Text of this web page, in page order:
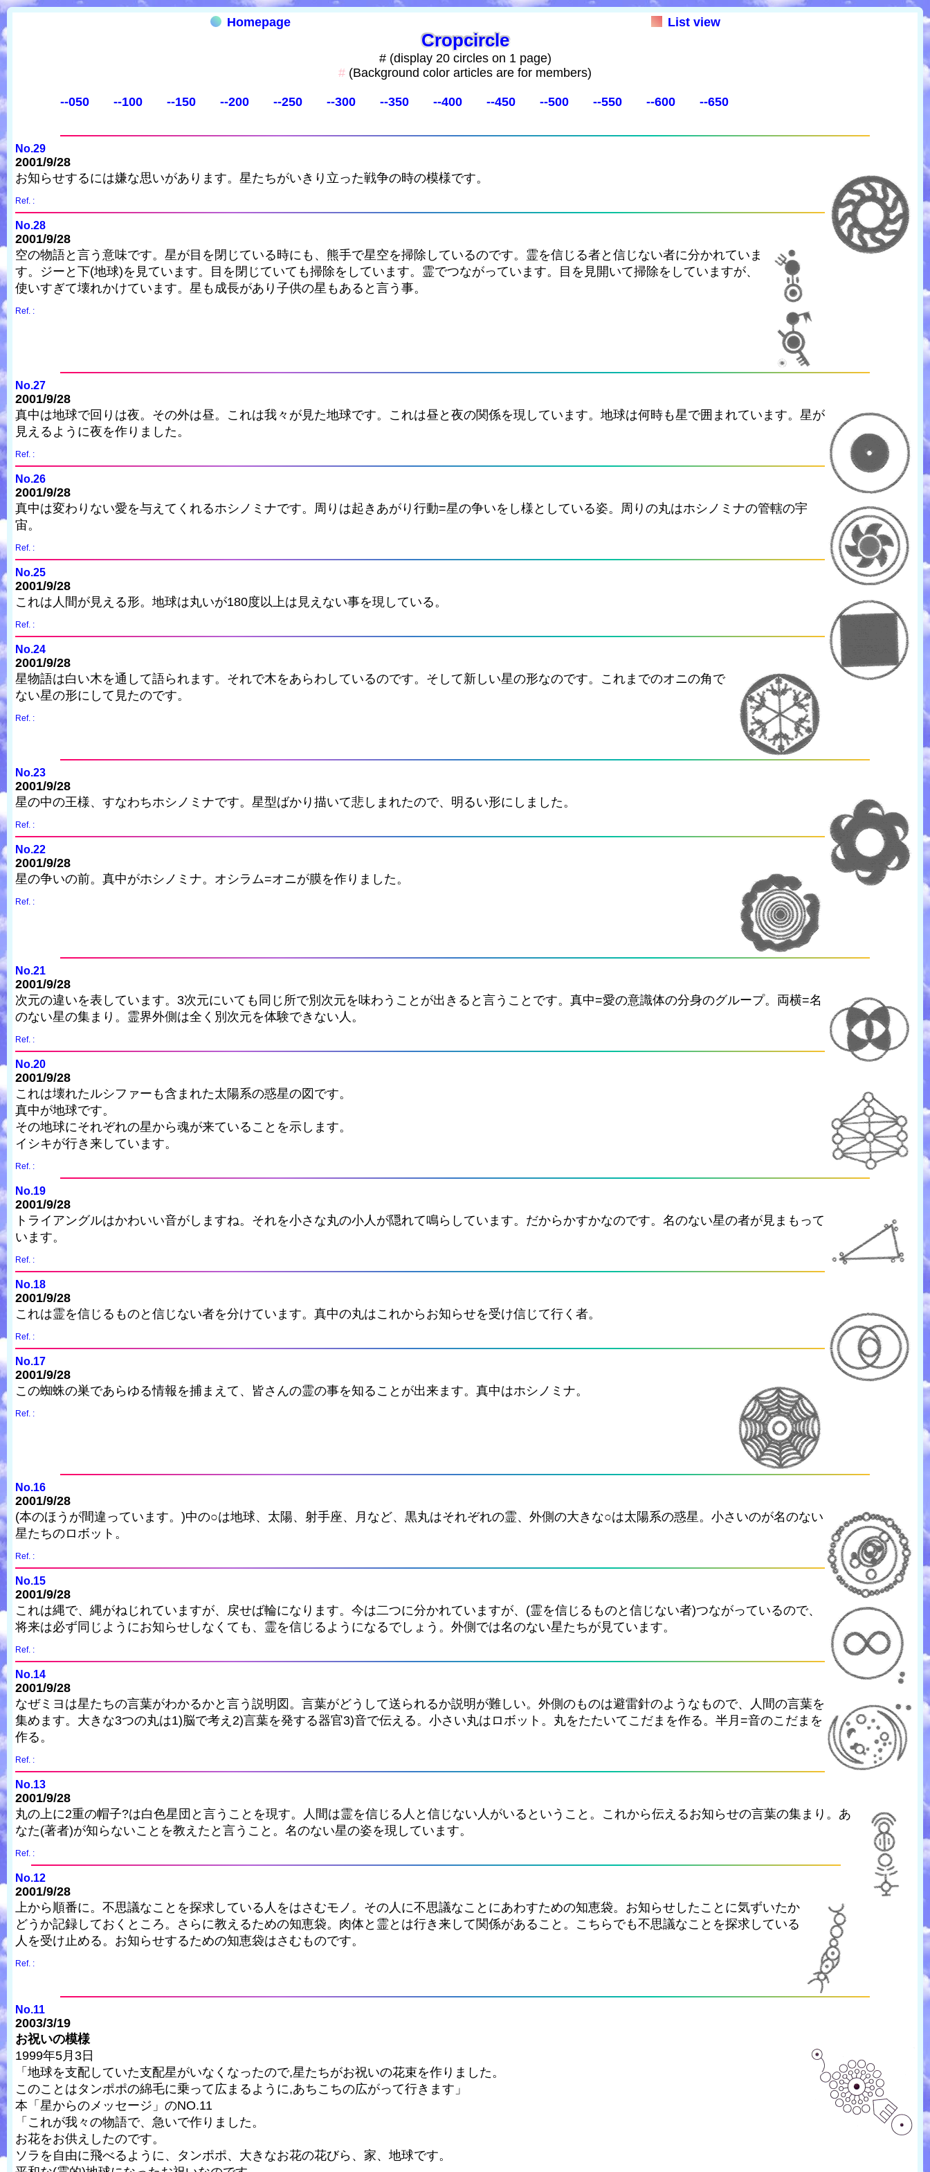
Homepage List view
Cropcircle
# (display 20 circles on 1 page)
# (Background color articles are for members)
--050 --100 --150 --200 --250 --300 --350 --400 --450 --500 --550 --600 --650
No.29
2001/9/28
お知らせするには嫌な思いがあります。星たちがいきり立った戦争の時の模様です。
Ref. :
No.28
2001/9/28
空の物語と言う意味です。星が目を閉じている時にも、熊手で星空を掃除しているのです。霊を信じる者と信じない者に分かれていま
す。ジーと下(地球)を見ています。目を閉じていても掃除をしています。霊でつながっています。目を見開いて掃除をしていますが、
使いすぎて壊れかけています。星も成長があり子供の星もあると言う事。
Ref. :
No.27
2001/9/28
真中は地球で回りは夜。その外は昼。これは我々が見た地球です。これは昼と夜の関係を現しています。地球は何時も星で囲まれています。星が
見えるように夜を作りました。
Ref. :
No.26
2001/9/28
真中は変わりない愛を与えてくれるホシノミナです。周りは起きあがり行動=星の争いをし様としている姿。周りの丸はホシノミナの管轄の宇
宙。
Ref. :
No.25
2001/9/28
これは人間が見える形。地球は丸いが180度以上は見えない事を現している。
Ref. :
No.24
2001/9/28
星物語は白い木を通して語られます。それで木をあらわしているのです。そして新しい星の形なのです。これまでのオニの角で
ない星の形にして見たのです。
Ref. :
No.23
2001/9/28
星の中の王様、すなわちホシノミナです。星型ばかり描いて悲しまれたので、明るい形にしました。
Ref. :
No.22
2001/9/28
星の争いの前。真中がホシノミナ。オシラム=オニが膜を作りました。
Ref. :
No.21
2001/9/28
次元の違いを表しています。3次元にいても同じ所で別次元を味わうことが出きると言うことです。真中=愛の意識体の分身のグループ。両横=名
のない星の集まり。霊界外側は全く別次元を体験できない人。
Ref. :
No.20
2001/9/28
これは壊れたルシファーも含まれた太陽系の惑星の図です。
真中が地球です。
その地球にそれぞれの星から魂が来ていることを示します。
イシキが行き来しています。
Ref. :
No.19
2001/9/28
トライアングルはかわいい音がしますね。それを小さな丸の小人が隠れて鳴らしています。だからかすかなのです。名のない星の者が見まもって
います。
Ref. :
No.18
2001/9/28
これは霊を信じるものと信じない者を分けています。真中の丸はこれからお知らせを受け信じて行く者。
Ref. :
No.17
2001/9/28
この蜘蛛の巣であらゆる情報を捕まえて、皆さんの霊の事を知ることが出来ます。真中はホシノミナ。
Ref. :
No.16
2001/9/28
(本のほうが間違っています。)中の○は地球、太陽、射手座、月など、黒丸はそれぞれの霊、外側の大きな○は太陽系の惑星。小さいのが名のない
星たちのロボット。
Ref. :
No.15
2001/9/28
これは縄で、縄がねじれていますが、戻せば輪になります。今は二つに分かれていますが、(霊を信じるものと信じない者)つながっているので、
将来は必ず同じようにお知らせしなくても、霊を信じるようになるでしょう。外側では名のない星たちが見ています。
Ref. :
No.14
2001/9/28
なぜミヨは星たちの言葉がわかるかと言う説明図。言葉がどうして送られるか説明が難しい。外側のものは避雷針のようなもので、人間の言葉を
集めます。大きな3つの丸は1)脳で考え2)言葉を発する器官3)音で伝える。小さい丸はロボット。丸をたたいてこだまを作る。半月=音のこだまを
作る。
Ref. :
No.13
2001/9/28
丸の上に2重の帽子?は白色星団と言うことを現す。人間は霊を信じる人と信じない人がいるということ。これから伝えるお知らせの言葉の集まり。あ
なた(著者)が知らないことを教えたと言うこと。名のない星の姿を現しています。
Ref. :
No.12
2001/9/28
上から順番に。不思議なことを探求している人をはさむモノ。その人に不思議なことにあわすための知恵袋。お知らせしたことに気ずいたか
どうか記録しておくところ。さらに教えるための知恵袋。肉体と霊とは行き来して関係があること。こちらでも不思議なことを探求している
人を受け止める。お知らせするための知恵袋はさむものです。
Ref. :
No.11
2003/3/19
お祝いの模様
1999年5月3日
「地球を支配していた支配星がいなくなったので,星たちがお祝いの花束を作りました。
このことはタンポポの綿毛に乗って広まるように,あちこちの広がって行きます」
本「星からのメッセージ」のNO.11
「これが我々の物語で、急いで作りました。
お花をお供えしたのです。
ソラを自由に飛べるように、タンポポ、大きなお花の花びら、家、地球です。